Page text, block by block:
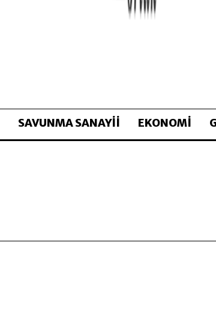
SAVUNMA SANAYİİ EKONOMİ